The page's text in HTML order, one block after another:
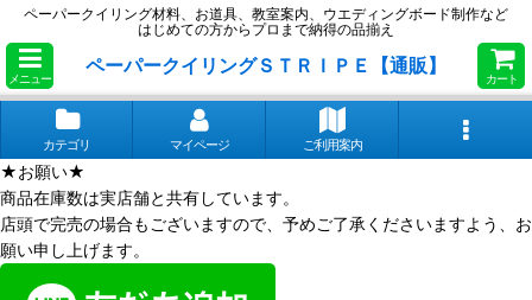
ペーパークイリング材料、お道具、教室案内、ウエディングボード制作など
はじめての方からプロまで納得の品揃え
メニュー
ペーパークイリングＳＴＲＩＰＥ【通販】
カート
カテゴリ マイページ ご利用案内
★お願い★
商品在庫数は実店舗と共有しています。
店頭で完売の場合もございますので、予めご了承くださいますよう、お
願い申し上げます。